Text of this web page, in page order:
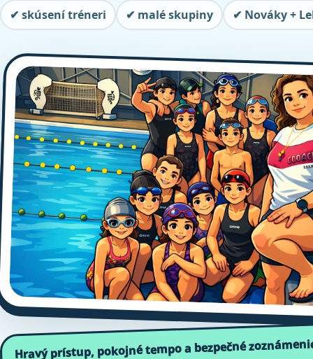
✔ skúsení tréneri ✔ malé skupiny ✔ Nováky +
Hravý prístup, pokojné tempo a bezpečné